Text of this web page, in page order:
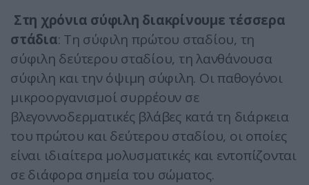
Στη χρόνια σύφιλη διακρίνουμε τέσσερα
στάδια: Τη σύφιλη πρώτου σταδίου, τη
σύφιλη δεύτερου σταδίου, τη λανθάνουσα
σύφιλη και την όψιμη σύφιλη. Οι παθογόνοι
μικροοργανισμοί συρρέουν σε
βλεγοννοδερματικές βλάβες κατά τη διάρκεια
του πρώτου και δεύτερου σταδίου, οι οποίες
είναι ιδιαίτερα μολυσματικές και εντοπίζονται
σε διάφορα σημεία του σώματος.